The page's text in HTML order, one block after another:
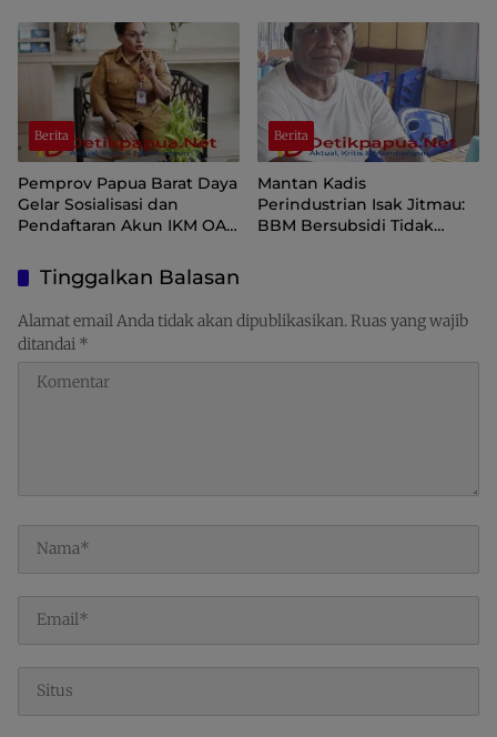
81 Kemerdekaan RI
Berita
Pemprov Papua Barat Daya
Gelar Sosialisasi dan
Pendaftaran Akun IKM OAP
Berita
Mantan Kadis
Perindustrian Isak Jitmau:
BBM Bersubsidi Tidak
Tinggalkan Balasan
Alamat email Anda tidak akan dipublikasikan.Ruas yang wajib
ditandai *